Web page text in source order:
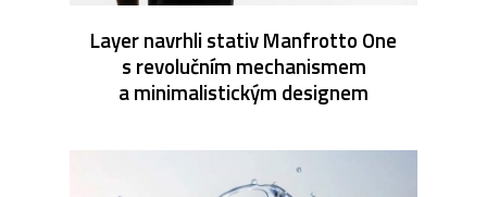
Layer navrhli stativ Manfrotto One
s revolučním mechanismem
a minimalistickým designem